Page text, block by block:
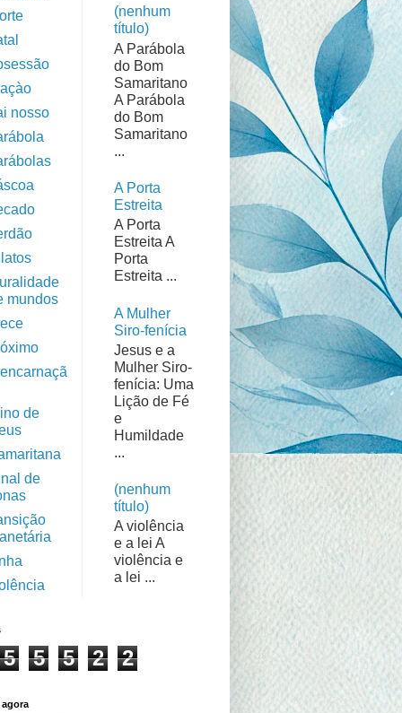
nosso
mundos
de
de
(nenhum
título)
A Parábola
do Bom
Samaritano
A Parábola
do Bom
Samaritano
...
A Porta
Estreita
A Porta
Estreita A
Porta
Estreita ...
A Mulher
Siro-fenícia
Jesus e a
Mulher Siro-
fenícia: Uma
Lição de Fé
e
Humildade
...
(nenhum
título)
A violência
e a lei A
violência e
a lei ...
5 5 5 2 2